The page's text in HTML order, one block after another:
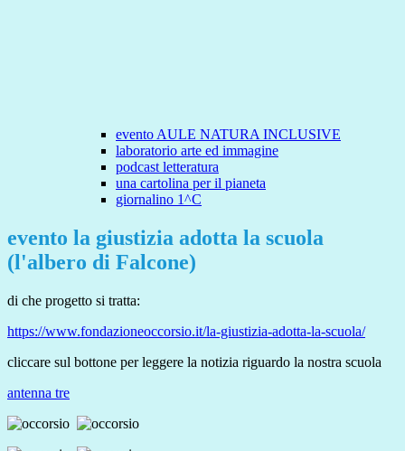
evento AULE NATURA INCLUSIVE
laboratorio arte ed immagine
podcast letteratura
una cartolina per il pianeta
giornalino 1^C
evento la giustizia adotta la scuola
(l'albero di Falcone)
di che progetto si tratta:
https://www.fondazioneoccorsio.it/la-giustizia-adotta-la-scuola/
cliccare sul bottone per leggere la notizia riguardo la nostra scuola
antenna tre